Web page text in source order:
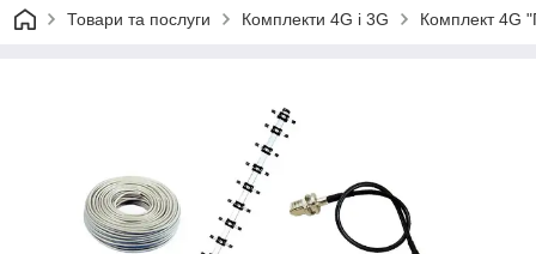
Товари та послуги Комплекти 4G і 3G Комплект 4G